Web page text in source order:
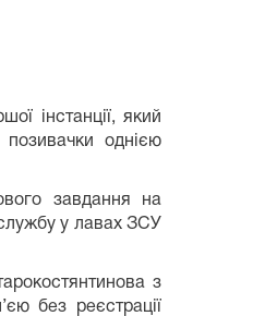
інстанції, який
однією
завдання на
у лавах ЗСУ
з
без реєстрації